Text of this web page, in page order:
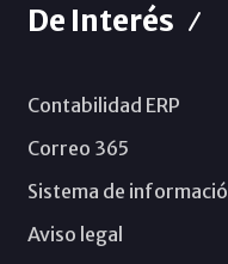
De Interés
Contabilidad ERP
Correo 365
Sistema de
Aviso legal